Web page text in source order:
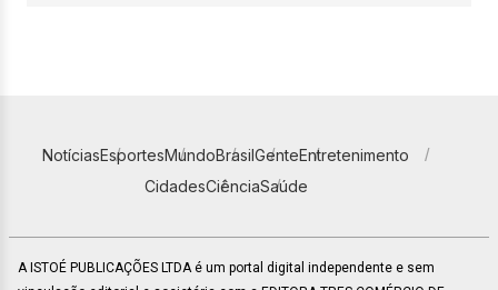
NotíciasEsportesMundoBrasilGenteEntretenimento
CidadesCiênciaSaúde
A ISTOÉ PUBLICAÇÕES LTDA é um portal digital independente e sem